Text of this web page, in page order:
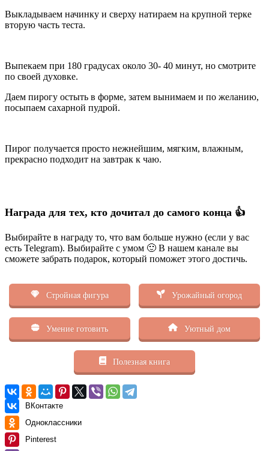
Выкладываем начинку и сверху натираем на крупной терке
вторую часть теста.
Выпекаем при 180 градусах около 30- 40 минут, но смотрите
по своей духовке.
Даем пирогу остыть в форме, затем вынимаем и по желанию,
посыпаем сахарной пудрой.
Пирог получается просто нежнейшим, мягким, влажным,
прекрасно подходит на завтрак к чаю.
Награда для тех, кто дочитал до самого конца 👍
Выбирайте в награду то, что вам больше нужно (если у вас
есть Telegram). Выбирайте с умом 🙂 В нашем канале вы
сможете забрать подарок, который поможет этого достичь.
Стройная фигура Урожайный огород
Умение готовить Уютный дом
Полезная книга
ВКонтакте
Одноклассники
Pinterest